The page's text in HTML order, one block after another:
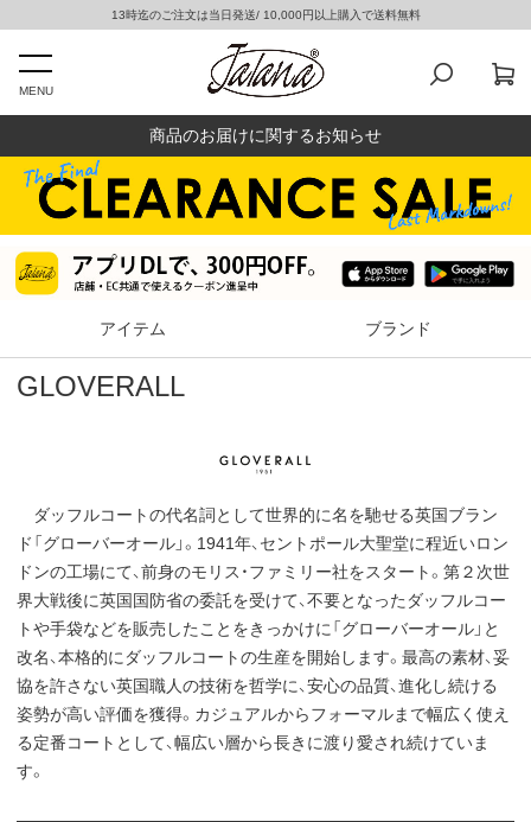
13時迄のご注文は当日発送/ 10,000円以上購入で送料無料
MENU
商品のお届けに関するお知らせ
アイテム ブランド
GLOVERALL
ダッフルコートの代名詞として世界的に名を馳せる英国ブラン
ド「グローバーオール」。1941年、セントポール大聖堂に程近いロン
ドンの工場にて、前身のモリス・ファミリー社をスタート。第２次世
界大戦後に英国国防省の委託を受けて、不要となったダッフルコー
トや手袋などを販売したことをきっかけに「グローバーオール」と
改名、本格的にダッフルコートの生産を開始します。最高の素材、妥
協を許さない英国職人の技術を哲学に、安心の品質、進化し続ける
姿勢が高い評価を獲得。カジュアルからフォーマルまで幅広く使え
る定番コートとして、幅広い層から長きに渡り愛され続けていま
す。